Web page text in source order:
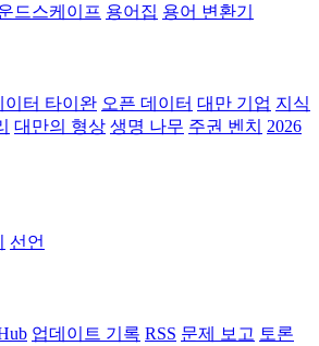
드스케이프 용어집 용어 변환기
이터 타이완 오픈 데이터 대만 기업 지식
대만의 형상 생명 나무 주권 벤치
2026
선언
업데이트 기록 RSS 문제 보고 토론